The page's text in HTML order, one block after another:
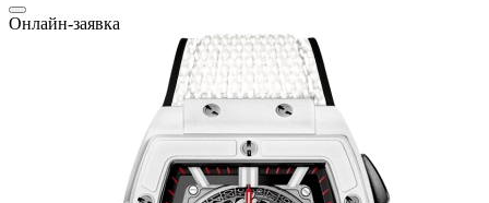
Онлайн-заявка